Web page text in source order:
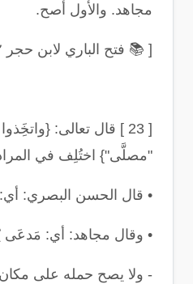
مجاهد. والأول أصح.
[
📚 فتح الباري لابن حجر ١١٧/٢
[ 23 ]
قال تعالى:
"مصلَّى"} اختُلِف في
• قال الحسن البصري: أي:
• وقال مجاهد: أي: مَدعَى
- ولا يصح حمله على مكان